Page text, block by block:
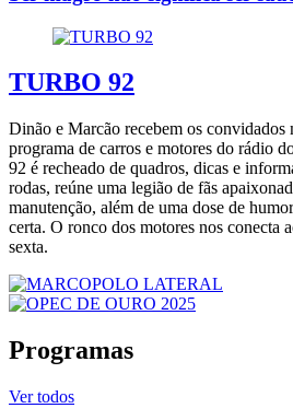
TURBO 92
Dinão e Marcão recebem os convidados
programa de carros e motores do rádio
92 é recheado de quadros, dicas e
rodas, reúne uma legião de fãs
manutenção, além de uma dose de
certa. O ronco dos motores nos conecta
sexta.
Programas
Ver todos